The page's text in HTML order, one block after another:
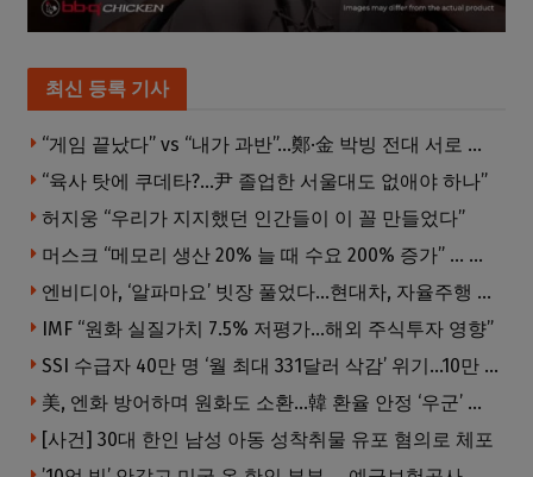
최신 등록 기사
“게임 끝났다” vs “내가 과반”…鄭·金 박빙 전대 서로 우위 주장
“육사 탓에 쿠데타?…尹 졸업한 서울대도 없애야 하나”
허지웅 “우리가 지지했던 인간들이 이 꼴 만들었다”
머스크 “메모리 생산 20% 늘 때 수요 200% 증가” … 반도체 매출 1조달러 눈 앞
엔비디아, ‘알파마요’ 빗장 풀었다…현대차, 자율주행 속도내나
IMF “원화 실질가치 7.5% 저평가…해외 주식투자 영향”
SSI 수급자 40만 명 ‘월 최대 331달러 삭감’ 위기…10만 명은 수급자격 상실
美, 엔화 방어하며 원화도 소환…韓 환율 안정 ‘우군’ 되나
[사건] 30대 한인 남성 아동 성착취물 유포 혐의로 체포